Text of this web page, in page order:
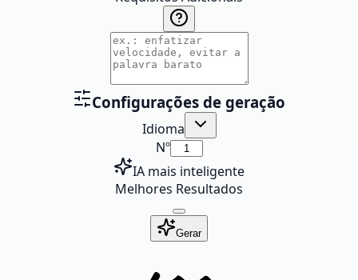
Configurações de geração
Idioma
Nº
IA mais inteligente
Melhores Resultados
Gerar